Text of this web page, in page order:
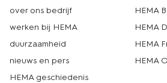
over ons bedrijf
werken bij HEMA
duurzaamheid
nieuws en pers
HEMA geschiedenis
HEMA
HEMA
HEMA
HEMA